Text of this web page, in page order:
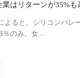
はリターンが35%も
よると、シリコンバレ
％のみ。女…